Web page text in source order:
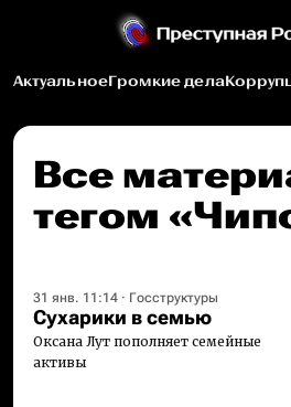
АктуальноеГромкие дела
Все
тегом
31 янв. 11:14 · Госструктуры
Сухарики в семью
Оксана Лут пополняет семейные
активы